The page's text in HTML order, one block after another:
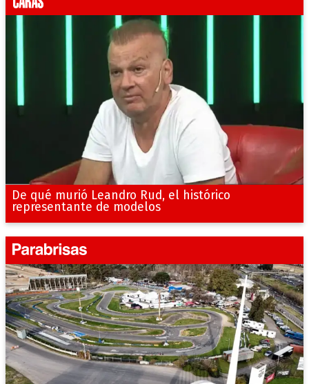
De qué murió Leandro Rud, el histórico
representante de modelos